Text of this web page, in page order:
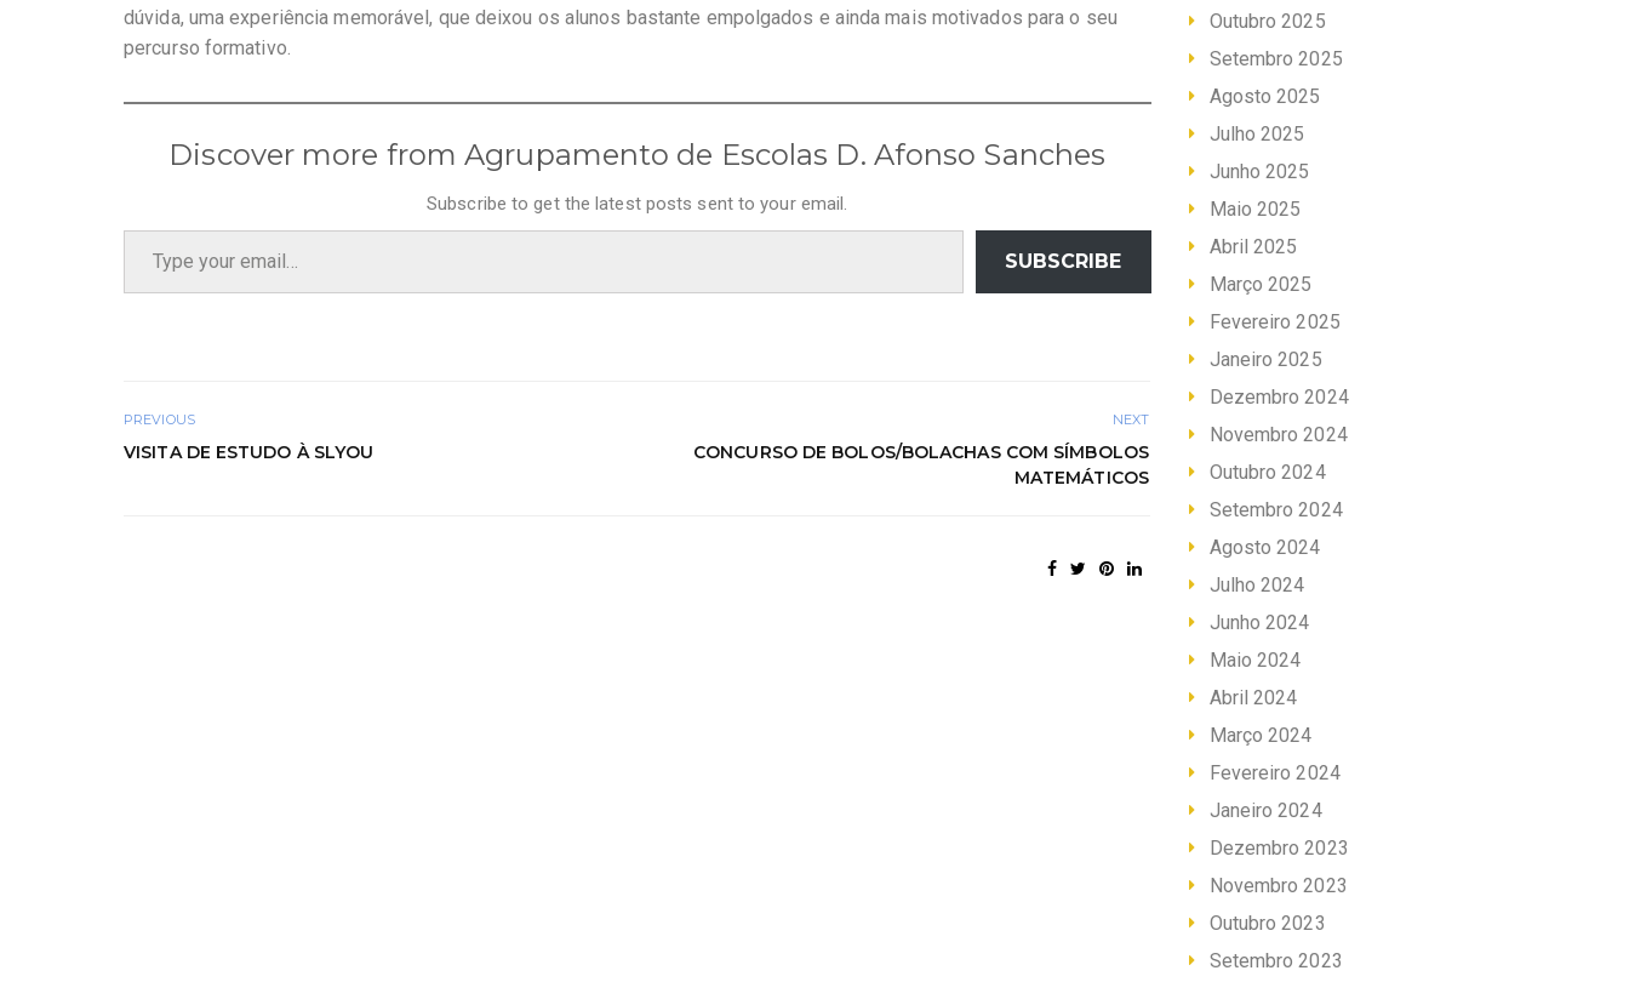
dúvida, uma experiência memorável, que deixou os alunos bastante empolgados e ainda mais motivados para o seu
percurso formativo.
Discover more from Agrupamento de Escolas D. Afonso Sanches
Subscribe to get the latest posts sent to your email.
Type your email…
SUBSCRIBE
PREVIOUS
VISITA DE ESTUDO À SLYOU
NEXT
CONCURSO DE BOLOS/BOLACHAS COM SÍMBOLOS
MATEMÁTICOS
Outubro 2025
Setembro 2025
Agosto 2025
Julho 2025
Junho 2025
Maio 2025
Abril 2025
Março 2025
Fevereiro 2025
Janeiro 2025
Dezembro 2024
Novembro 2024
Outubro 2024
Setembro 2024
Agosto 2024
Julho 2024
Junho 2024
Maio 2024
Abril 2024
Março 2024
Fevereiro 2024
Janeiro 2024
Dezembro 2023
Novembro 2023
Outubro 2023
Setembro 2023